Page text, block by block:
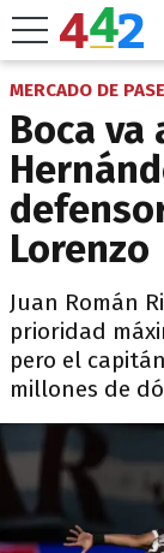
MERCADO DE
Boca va
Lorenzo
Juan Román
prioridad
pero el
millones de